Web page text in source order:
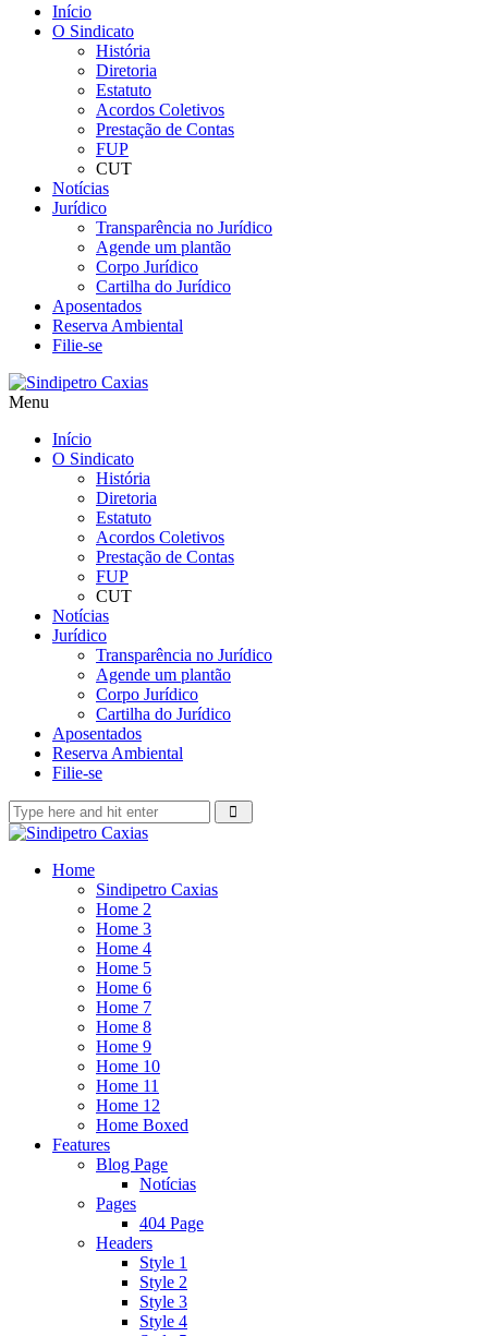
Início
O Sindicato
História
Diretoria
Estatuto
Acordos Coletivos
Prestação de Contas
FUP
CUT
Notícias
Jurídico
Transparência no Jurídico
Agende um plantão
Corpo Jurídico
Cartilha do Jurídico
Aposentados
Reserva Ambiental
Filie-se
Menu
Início
O Sindicato
História
Diretoria
Estatuto
Acordos Coletivos
Prestação de Contas
FUP
CUT
Notícias
Jurídico
Transparência no Jurídico
Agende um plantão
Corpo Jurídico
Cartilha do Jurídico
Aposentados
Reserva Ambiental
Filie-se
Home
Sindipetro Caxias
Home 2
Home 3
Home 4
Home 5
Home 6
Home 7
Home 8
Home 9
Home 10
Home 11
Home 12
Home Boxed
Features
Blog Page
Notícias
Pages
404 Page
Headers
Style 1
Style 2
Style 3
Style 4